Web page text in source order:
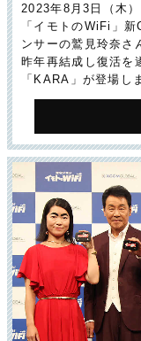
2023年8月3日（木
「イモトのWiFi」
ンサーの鷲見玲奈さ
昨年再結成し復活を
「KARA」が登場し